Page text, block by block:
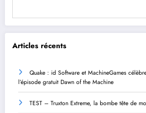
Articles récents
Quake : id Software et MachineGames
l’épisode gratuit Dawn of the Machine
TEST – Truxton Extreme, la bombe tête de